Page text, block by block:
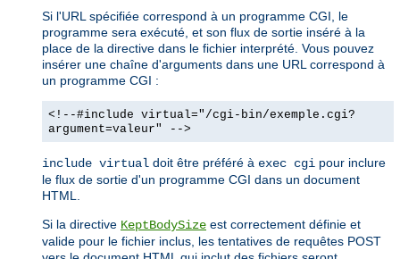
Si l'URL spécifiée correspond à un programme CGI, le
programme sera exécuté, et son flux de sortie inséré à la
place de la directive dans le fichier interprété. Vous pouvez
insérer une chaîne d'arguments dans une URL correspond à
un programme CGI :
<!--#include virtual="/cgi-bin/exemple.cgi?
argument=valeur" -->
include virtual doit être préféré à exec cgi pour inclure
le flux de sortie d'un programme CGI dans un document
HTML.
Si la directive KeptBodySize est correctement définie et
valide pour le fichier inclus, les tentatives de requêtes POST